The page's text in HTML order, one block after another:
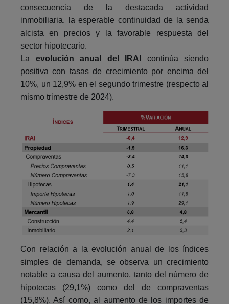
consecuencia de la destacada actividad
inmobiliaria, la esperable continuidad de la senda
alcista en precios y la favorable respuesta del
sector hipotecario.
La evolución anual del IRAI
continúa siendo
positiva con tasas de crecimiento por encima del
10%, un 12,9% en el segundo trimestre (respecto al
mismo trimestre de 2024).
Con relación a la evolución anual de los índices
simples de demanda, se observa un crecimiento
notable a causa del aumento, tanto del número de
hipotecas (29,1%) como del de compraventas
(15,8%). Así como, al aumento de los importes de